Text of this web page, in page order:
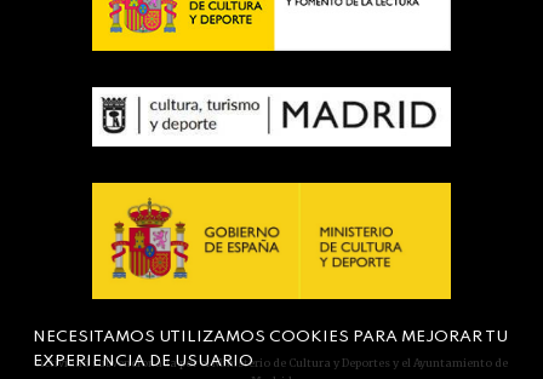
Actividad subvencionada por el Ministerio de Cultura y Deportes y el Ayuntamiento de
NECESITAMOS UTILIZAMOS COOKIES PARA MEJORAR TU
EXPERIENCIA DE USUARIO